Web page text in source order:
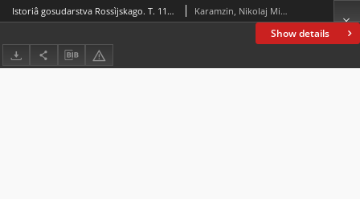
Show details
Istoriâ gosudarstva Rossìjskago. T. 11-12 Karamzin, Nikolaj Mihajlovič (1766-1826)